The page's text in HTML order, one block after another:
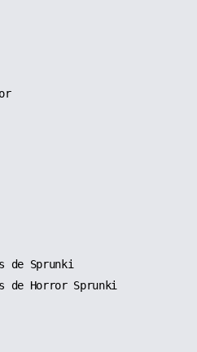
de Sprunki
de Horror Sprunki